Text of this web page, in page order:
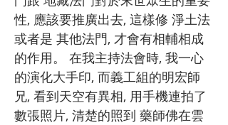
性, 應該要推廣出去, 這樣修 淨土法
或者是 其他法門, 才會有相輔相成
的作用。 在我主持法會時, 我一心
的演化大手印, 而義工組的明宏師
兄, 看到天空有異相, 用手機連拍了
數張照片, 清楚的照到 藥師佛在雲